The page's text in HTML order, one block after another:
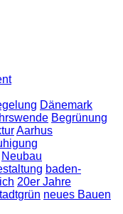
Dänemark
Begrünung
Aarhus
Neubau
baden-
20er Jahre
neues Bauen